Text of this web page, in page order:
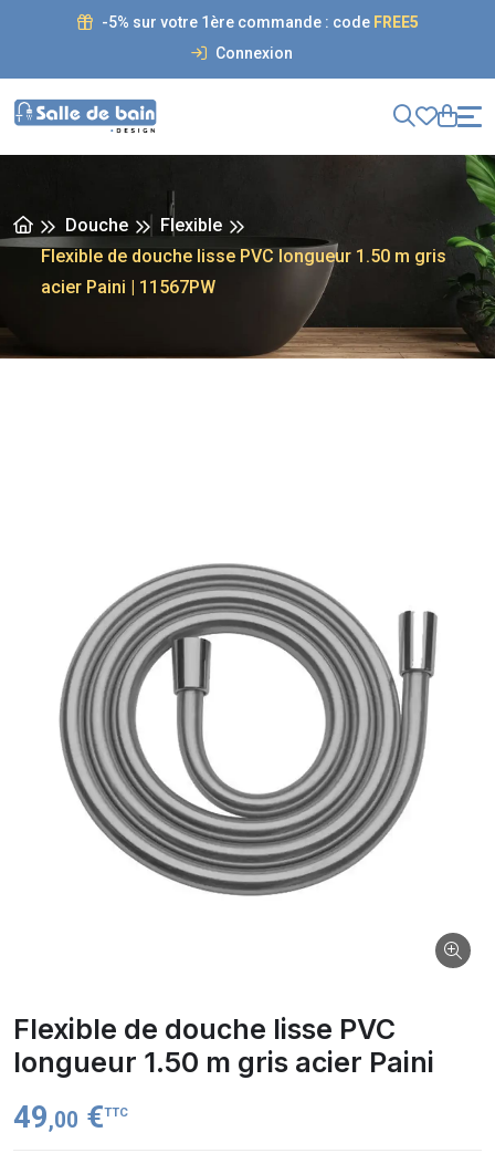
-5% sur votre 1ère commande : code FREE5
Connexion
Douche
Flexible
Flexible de douche lisse PVC longueur 1.50 m gris
acier Paini | 11567PW
Flexible de douche lisse PVC
longueur 1.50 m gris acier Paini
49,00 €TTC